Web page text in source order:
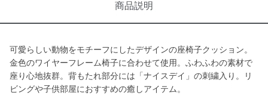
商品説明
可愛らしい動物をモチーフにしたデザインの座椅子クッション。
金色のワイヤーフレーム椅子に合わせて使用。ふわふわの素材で
座り心地抜群。背もたれ部分には「ナイスデイ」の刺繍入り。リ
ビングや子供部屋におすすめの癒しアイテム。